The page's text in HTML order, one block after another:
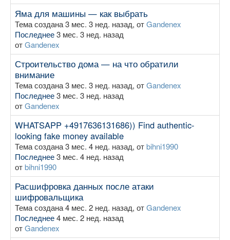
Яма для машины — как выбрать
Тема создана 3 мес. 3 нед. назад, отGandenex
Последнее3 мес. 3 нед. назад
отGandenex
Строительство дома — на что обратили
внимание
Тема создана 3 мес. 3 нед. назад, отGandenex
Последнее3 мес. 3 нед. назад
отGandenex
WHATSAPP +4917636131686)) Find authentic-
looking fake money available
Тема создана 3 мес. 4 нед. назад, отbihni1990
Последнее3 мес. 4 нед. назад
отbihni1990
Расшифровка данных после атаки
шифровальщика
Тема создана 4 мес. 2 нед. назад, отGandenex
Последнее4 мес. 2 нед. назад
отGandenex